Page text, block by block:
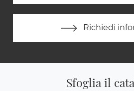
Richiedi
Sfoglia il